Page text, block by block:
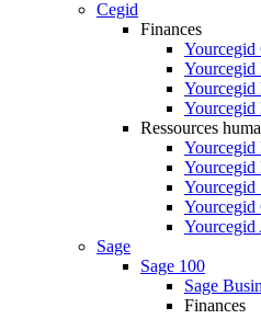
Cegid
Finances
Yourcegid
Yourcegid
Yourcegid
Yourcegid
Ressources
Yourcegid
Yourcegid
Yourcegid
Yourcegid
Sage
Sage 100
Sage
Finances